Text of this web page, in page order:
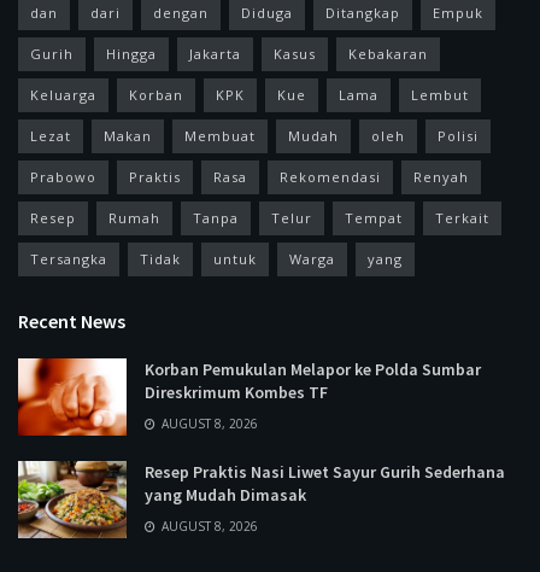
dan dari dengan Diduga Ditangkap Empuk
Gurih Hingga Jakarta Kasus Kebakaran
Keluarga Korban KPK Kue Lama Lembut
Lezat Makan Membuat Mudah oleh Polisi
Prabowo Praktis Rasa Rekomendasi Renyah
Resep Rumah Tanpa Telur Tempat Terkait
Tersangka Tidak untuk Warga yang
Recent News
Korban Pemukulan Melapor ke Polda Sumbar
Direskrimum Kombes TF
AUGUST 8, 2026
Resep Praktis Nasi Liwet Sayur Gurih Sederhana
yang Mudah Dimasak
AUGUST 8, 2026